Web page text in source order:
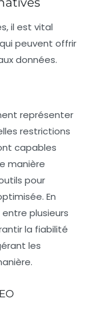
il est vital
peuvent offrir
données.
représenter
restrictions
capables
manière
pour
En
plusieurs
la fiabilité
les